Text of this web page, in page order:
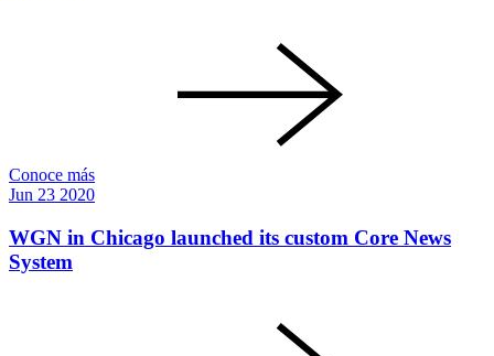
Conoce más
Jun 23 2020
WGN in Chicago launched its custom Core News
System